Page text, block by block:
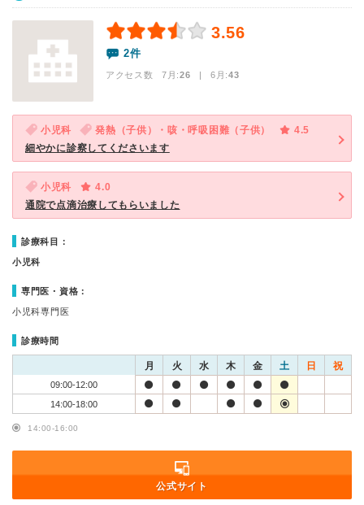
3.56
2件
アクセス数 7月:26 | 6月:43
小児科 発熱（子供）・咳・呼吸困難（子供）
4.5
細やかに診察してくださいます
小児科
4.0
通院で点滴治療してもらいました
診療科目：
小児科
専門医・資格：
小児科専門医
診療時間
月 火 水 木 金 土 日 祝
09:00-12:00
14:00-18:00
14:00-16:00
公式サイト